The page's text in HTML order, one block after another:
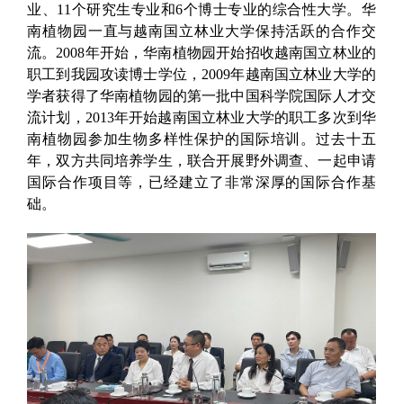
业、11个研究生专业和6个博士专业的综合性大学。华
南植物园一直与越南国立林业大学保持活跃的合作交
流。2008年开始，华南植物园开始招收越南国立林业的
职工到我园攻读博士学位，2009年越南国立林业大学的
学者获得了华南植物园的第一批中国科学院国际人才交
流计划，2013年开始越南国立林业大学的职工多次到华
南植物园参加生物多样性保护的国际培训。过去十五
年，双方共同培养学生，联合开展野外调查、一起申请
国际合作项目等，已经建立了非常深厚的国际合作基
础。